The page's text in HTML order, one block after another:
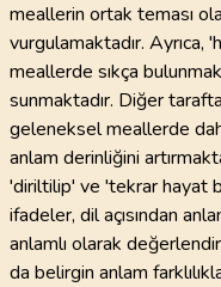
meallerin ortak teması
vurgulamaktadır. Ayrıca,
meallerde sıkça
sunmaktadır. Diğer
geleneksel meallerde
anlam derinliğini
'diriltilip' ve 'tekrar hayat
ifadeler, dil açısından
anlamlı olarak
da belirgin anlam